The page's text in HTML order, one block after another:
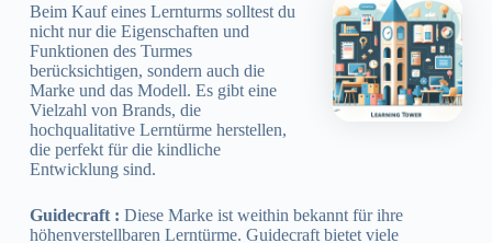
Beim Kauf eines Lernturms solltest du
nicht nur die Eigenschaften und
Funktionen des Turmes
berücksichtigen, sondern auch die
Marke und das Modell. Es gibt eine
Vielzahl von Brands, die
hochqualitative Lerntürme herstellen,
die perfekt für die kindliche
Entwicklung sind.
Guidecraft : Diese Marke ist weithin bekannt für ihre
höhenverstellbaren Lerntürme. Guidecraft bietet viele